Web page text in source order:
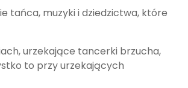
tańca, muzyki i dziedzictwa, które
urzekające tancerki brzucha,
to przy urzekających